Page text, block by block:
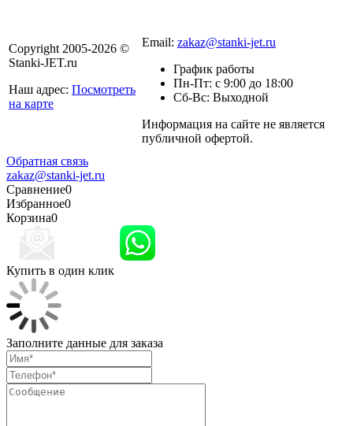
Copyright 2005-2026 ©
Stanki-JET.ru
Наш адрес: Посмотреть
на карте
Email: zakaz@stanki-jet.ru
График работы
Пн-Пт: с 9:00 до 18:00
Сб-Вс: Выходной
Информация на сайте не является
публичной офертой.
Обратная связь
zakaz@stanki-jet.ru
Сравнение0
Избранное0
Корзина0
Купить в один клик
Заполните данные для заказа